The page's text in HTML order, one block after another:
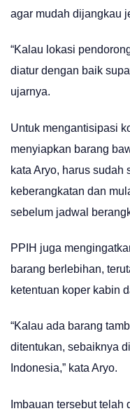
agar mudah dijangkau
“Kalau lokasi
diatur dengan baik
ujarnya.
Untuk mengantisipasi
menyiapkan barang
kata Aryo, harus
keberangkatan dan
sebelum jadwal
PPIH juga
barang berlebihan,
ketentuan koper kabin
“Kalau ada barang
ditentukan, sebaiknya
Indonesia,” kata Aryo.
Imbauan tersebut